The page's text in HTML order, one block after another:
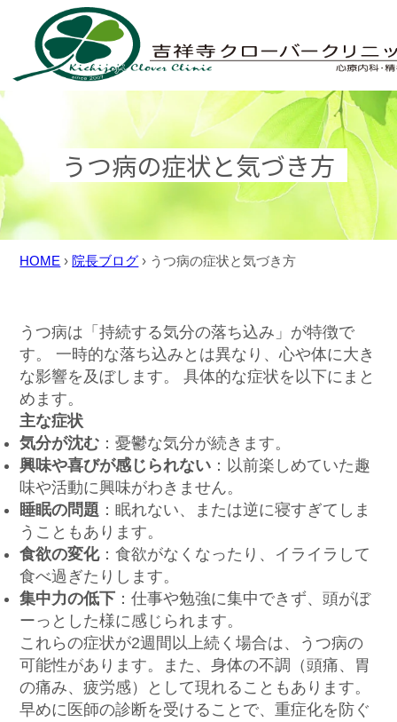
content
うつ病の症状と気づき方
HOME › 院長ブログ › うつ病の症状と気づき方
うつ病は「持続する気分の落ち込み」が特徴で
す。 一時的な落ち込みとは異なり、心や体に大き
な影響を及ぼします。 具体的な症状を以下にまと
めます。
主な症状
気分が沈む ：憂鬱な気分が続きます。
興味や喜びが感じられない ：以前楽しめていた趣
味や活動に興味がわきません。
睡眠の問題 ：眠れない、または逆に寝すぎてしま
うこともあります。
食欲の変化：食欲がなくなったり、イライラして
食べ過ぎたりします。
集中力の低下 ：仕事や勉強に集中できず、頭がぼ
ーっとした様に感じられます。
これらの症状が2週間以上続く場合は、うつ病の
可能性があります。また、身体の不調（頭痛、胃
の痛み、疲労感）として現れることもあります。
早めに医師の診断を受けることで、重症化を防ぐ